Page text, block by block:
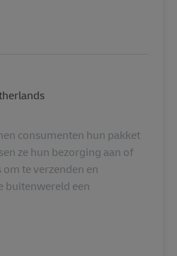
consumenten hun pakket
ze hun bezorging aan of
te verzenden en
buitenwereld een